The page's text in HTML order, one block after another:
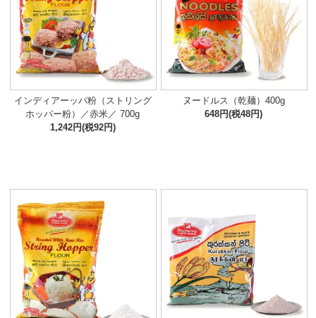
インディアーッパ粉（ストリング
ホッパー粉）／赤米／ 700g
1,242円(税92円)
ヌードルス（乾麺）400g
648円(税48円)